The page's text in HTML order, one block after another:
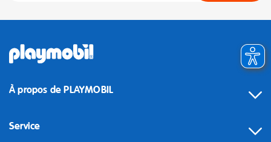
À propos de PLAYMOBIL
Service